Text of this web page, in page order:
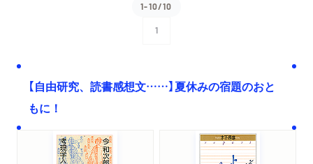
1-10/10
1
【自由研究、読書感想文……】夏休みの宿題のおと
もに！